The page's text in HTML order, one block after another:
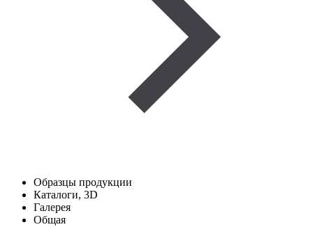
Образцы продукции
Каталоги, 3D
Галерея
Общая